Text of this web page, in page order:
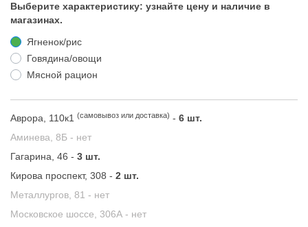
Выберите характеристику: узнайте цену и наличие в
магазинах.
Ягненок/рис
Говядина/овощи
Мясной рацион
Аврора, 110к1 (самовывоз или доставка) - 6 шт.
Аминева, 8Б - нет
Гагарина, 46 - 3 шт.
Кирова проспект, 308 - 2 шт.
Металлургов, 81 - нет
Московское шоссе, 306А - нет